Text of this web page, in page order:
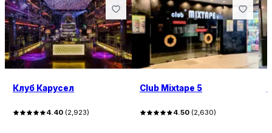
Клуб Карусел
4.40 (2,923)
Club Mixtape 5
4.50 (2,630)